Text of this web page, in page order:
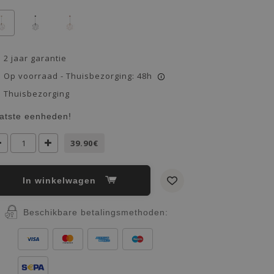
2 jaar garantie
Op voorraad - Thuisbezorging: 48h
i
Thuisbezorging
eenheden!
39.90€
In winkelwagen
Beschikbare betalingsmethoden: